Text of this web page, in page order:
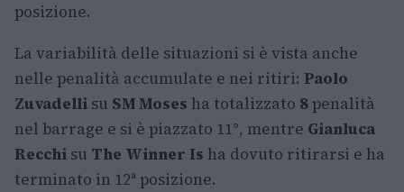
posizione.
La variabilità delle situazioni si è vista anche
nelle penalità accumulate e nei ritiri: Paolo
Zuvadelli su SM Moses ha totalizzato 8penalità
nel barrage e si è piazzato 11°, mentre Gianluca
Recchi su The Winner Is ha dovuto ritirarsi e ha
terminato in 12ª posizione.